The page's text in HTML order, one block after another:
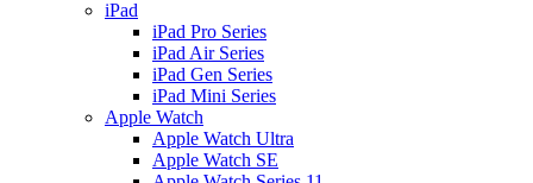
iPad
iPad Pro Series
iPad Air Series
iPad Gen Series
iPad Mini Series
Apple Watch
Apple Watch Ultra
Apple Watch SE